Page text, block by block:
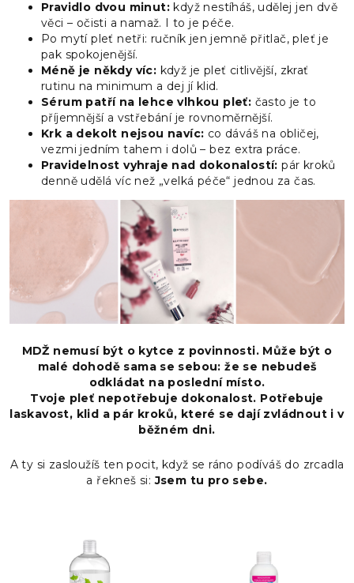
Pravidlo dvou minut: když nestíháš, udělej jen dvě
věci – očisti a namaž. I to je péče.
Po mytí pleť netři: ručník jen jemně přitlač, pleť je
pak spokojenější.
Méně je někdy víc: když je pleť citlivější, zkrať
rutinu na minimum a dej jí klid.
Sérum patří na lehce vlhkou pleť: často je to
příjemnější a vstřebání je rovnoměrnější.
Krk a dekolt nejsou navíc: co dáváš na obličej,
vezmi jedním tahem i dolů – bez extra práce.
Pravidelnost vyhraje nad dokonalostí: pár kroků
denně udělá víc než „velká péče“ jednou za čas.
MDŽ nemusí být o kytce z povinnosti. Může být o
malé dohodě sama se sebou: že se nebudeš
odkládat na poslední místo.
Tvoje pleť nepotřebuje dokonalost. Potřebuje
laskavost, klid a pár kroků, které se dají zvládnout i v
běžném dni.
A ty si zasloužíš ten pocit, když se ráno podíváš do zrcadla
a řekneš si:Jsem tu pro sebe.